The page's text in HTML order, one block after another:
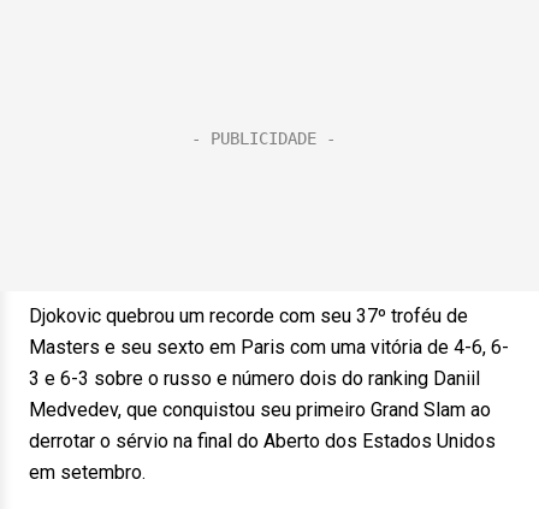
Djokovic quebrou um recorde com seu 37º troféu de
Masters e seu sexto em Paris com uma vitória de 4-6, 6-
3 e 6-3 sobre o russo e número dois do ranking Daniil
Medvedev, que conquistou seu primeiro Grand Slam ao
derrotar o sérvio na final do Aberto dos Estados Unidos
em setembro.